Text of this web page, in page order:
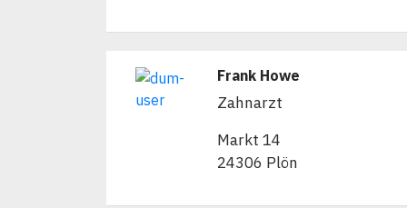
Frank Howe
Zahnarzt
Markt 14
24306 Plön